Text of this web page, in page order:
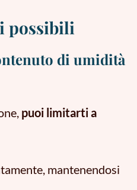
possibili
di umidità
puoi limitarti a
mantenendosi